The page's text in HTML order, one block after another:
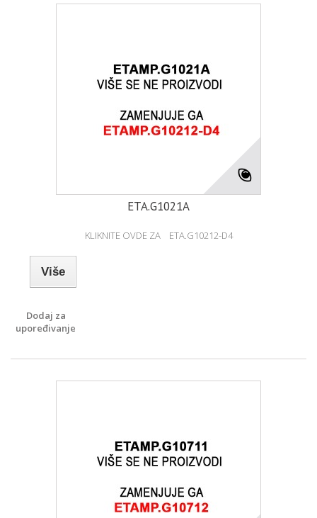
ETA.G1021A
KLIKNITE OVDE ZA ETA.G10212-D4
Više
Dodaj za
upoređivanje